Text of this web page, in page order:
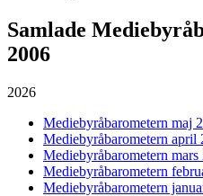
Samlade
2006
2026
Mediebyråbarometern maj
Mediebyråbarometern april
Mediebyråbarometern mars
Mediebyråbarometern
Mediebyråbarometern